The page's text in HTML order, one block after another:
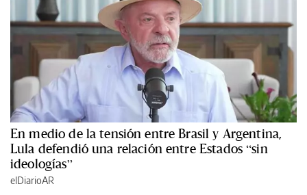
En medio de la tensión entre Brasil y Argentina,
Lula defendió una relación entre Estados “sin
ideologías”
elDiarioAR